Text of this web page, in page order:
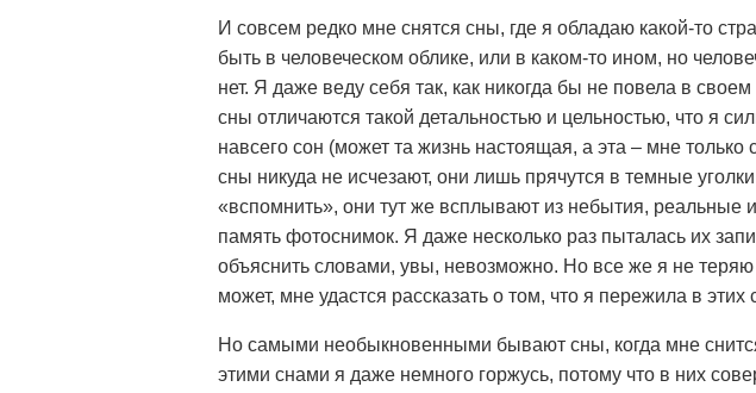
И совсем редко мне снятся сны, где я обладаю какой-то
быть в человеческом облике, или в каком-то ином, но
нет. Я даже веду себя так, как никогда бы не повела в
сны отличаются такой детальностью и цельностью, что я
навсего сон (может та жизнь настоящая, а эта – мне
сны никуда не исчезают, они лишь прячутся в темные
«вспомнить», они тут же всплывают из небытия, реальные
память фотоснимок. Я даже несколько раз пыталась их
объяснить словами, увы, невозможно. Но все же я не теряю
может, мне удастся рассказать о том, что я пережила в этих
Но самыми необыкновенными бывают сны, когда мне
этими снами я даже немного горжусь, потому что в них